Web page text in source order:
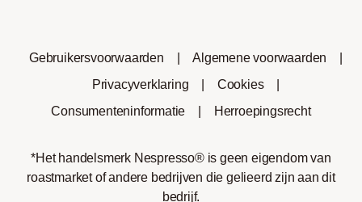
Gebruikersvoorwaarden Algemene voorwaarden
Privacyverklaring
Cookies
Consumenteninformatie
Herroepingsrecht
*Het handelsmerk Nespresso® is geen eigendom van
roastmarket of andere bedrijven die gelieerd zijn aan dit
bedrijf.